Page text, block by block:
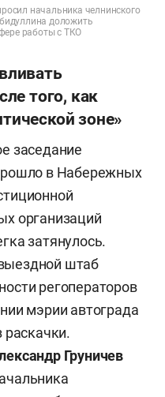
начальника челнинского
доложить
работы с ТКО
того, как
зоне»
заседание
в Набережных
организаций
затянулось.
штаб
регоператоров
мэрии автограда
раскачки.
Груничев